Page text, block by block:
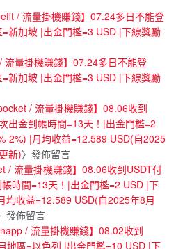
/ 流量掛機賺錢】07.24多日不能登
新加坡 |出金門檻=3 USD |下線獎勵
流量掛機賺錢】07.24多日不能登
新加坡 |出金門檻=3 USD |下線獎勵
/ 流量掛機賺錢】08.06收到
出金到帳時間=13天！|出金門檻=2
2%) |月均收益=12.589 USD(自2025
新)〉發佈留言
/ 流量掛機賺錢】08.06收到USDT付
時間=13天！|出金門檻=2 USD |下
均收益=12.589 USD(自2025年8月
發佈留言
/ 流量掛機賺錢】08.02收到
地區=以色列 |出金門檻=10 USD |下